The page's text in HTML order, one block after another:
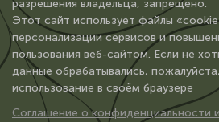
разрешения владельца, запрещено.
Этот сайт использует файлы
персонализации сервисов и
пользования веб-сайтом. Если не
данные обрабатывались,
использование в своём браузере
Соглашение о конфиденциальности